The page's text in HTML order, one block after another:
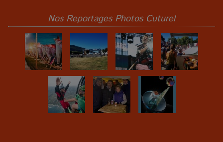
Nos Reportages Photos Cuturel